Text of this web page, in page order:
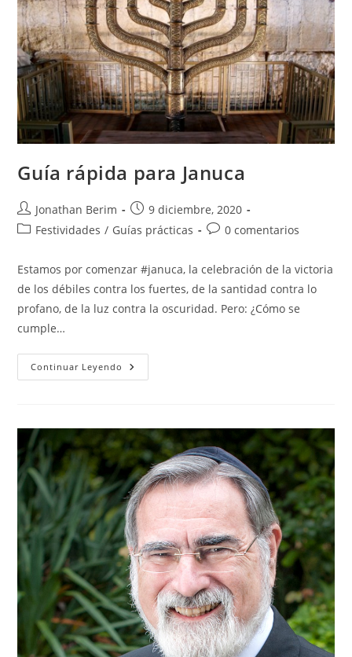
Guía rápida para Januca
Autor
de
Jonathan Berim
Entrada
publicada:
9 diciembre, 2020
Categoría
entrada:
Festividades / Guías prácticas
Comentarios
la
entrada:
0 comentarios
Estamos por comenzar #januca, la celebración de la victoria
de los débiles contra los fuertes, de la santidad contra lo
profano, de la luz contra la oscuridad. Pero: ¿Cómo se
cumple…
Continuar Leyendo Guía
Rápida